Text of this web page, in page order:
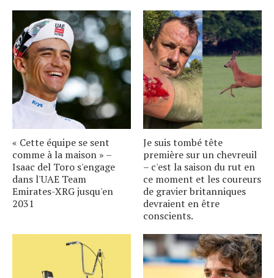
« Cette équipe se sent
comme à la maison » –
Isaac del Toro s'engage
dans l'UAE Team
Emirates-XRG jusqu'en
2031
Je suis tombé tête
première sur un chevreuil
– c'est la saison du rut en
ce moment et les coureurs
de gravier britanniques
devraient en être
conscients.